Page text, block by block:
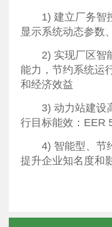
1) 建立厂务智控
显示系统动态参数
2) 实现厂区智能
能力，节约系统运
和经济效益
3) 动力站建设高
行目标能效：EER
4) 智能型、节约
提升企业知名度和